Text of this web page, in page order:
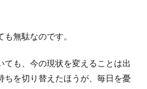
無駄なのです。
ても、今の現状を変えることは出
ちを切り替えたほうが、毎日を憂